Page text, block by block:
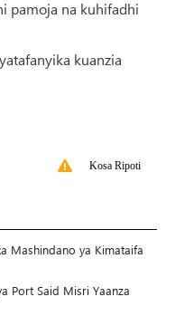
pamoja na kuhifadhi
kuanzia
Kosa Ripoti
Mashindano ya Kimataifa
Port Said Misri Yaanza